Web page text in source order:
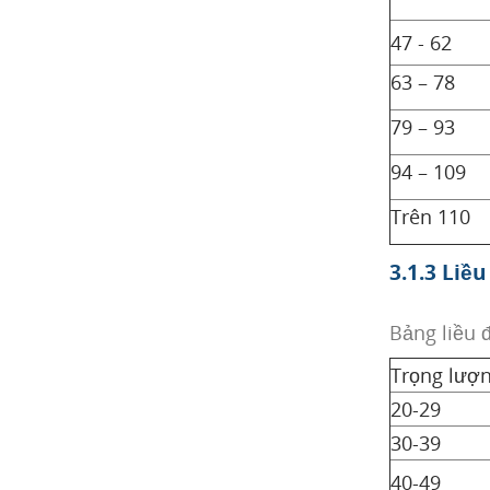
47 - 62
63 – 78
79 – 93
94 – 109
Trên 110
3.1.3
Bảng liều
Trọng
20-29
30-39
40-49